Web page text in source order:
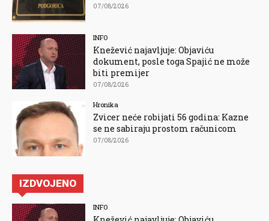
07/08/2026
INFO
Knežević najavljuje: Objaviću
dokument, posle toga Spajić ne može
biti premijer
07/08/2026
Hronika
Zvicer neće robijati 56 godina: Kazne
se ne sabiraju prostom računicom
07/08/2026
IZDVOJENO
INFO